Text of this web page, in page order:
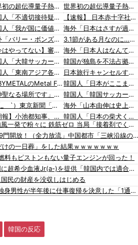
世界初の超伝導量子熱機関…燃料もピストンもない量子エンジンが回った！
韓国人「不適切接待疑惑、2002年イタリア・スペイン戦で『韓国に奪われた』と欧州の大手メディアが一斉に報道！」
韓国人「我が国に価値のある歴史遺産や伝統が残ってない本当の理由がこちら・・・」
海外「バリー・ボンズが言ってたことは本当だったんだな」ホームランダービーに出場したイチローに絶賛の声と懐かしむ声【海外の反応】
【今はやってない】審判への性接待疑惑、大韓サッカー協会が声明「現在は一切発生していない」「世界中のサッカー界関係者の皆さんにお詫び」
韓国人「大韓サッカー協会が過去に20人の外国人審判らに不謹慎接待をしていた証拠が揃いながらも不起訴処分に成っていた事が明らかに‥」
韓国人「東南アジア各国が韓国サッカー協会による日本人や外国人審判接待を報道！」→「信頼を揺るがす深刻なスキャンダル‥」
BABYMETALのMetal Forthがリリースされてから1周年だぞ！ 【海外の反応】
「神聖なる場所です」靖国神社、境内におけるコスプレや軍装の禁止を発表
（ ´_ゝ`）東京新聞「小池都知事、今年も虐〇された朝鮮人犠牲者らを追悼文を送付しない意向。10年連続」
【朗報】小池都知事、高市首相と会談し「墓地埋葬法」の改正を要請 国と都が連携し民間への指導強化を進める方向で一致
蓮舫議員「蓮舫だから叩いていい、との報道に何度も向き合ってきました。悔しくても」
韓国人「海外が想像する韓国人キャラクターのイメージがこちら・・・」
「猫が車を凝視してると思ったら、自分に見とれていた…」（動画）
16歳の清水空跳が100m10秒00を記録して桐生祥秀の高校記録を更新、海外陸上競技ファンも大衝撃（海外の反応）
世界初の超伝導量子熱機関…燃料もピストンもない量子エンジンが回った！
【速報】 日本赤十字社、韓国に超希少血液Jr(a-)を提供「韓国内では適合する血液を確保できなかった」※今回で4回目
海外「日本はさすが過ぎるｗ」 日本は野生動物の喧嘩さえ可愛くなってしまうと世界が騒然
3.1節がある月なのに…3月のカレンダーに日本の富士山・大阪城・桜が描かれ物議＝韓国の反応
海外「日本人はなんて気高いんだ！」 英高級紙も驚愕した極限の中の日本人の姿に世界が衝撃
韓国が独島を不法占拠？…日本の高校新教科書、また強引な主張＝韓国の反応
日本旅行キャンセルすべきか…1万年ぶり史上最大級の火山の兆し＝韓国の反応
韓国人「日本がここまでの観光大国に発展した本当の理由がこちら…」→「昔から日本は愛されてた…（ﾌﾞﾙﾌﾞﾙ」＝韓国の反応
韓国人「韓国サッカー協会の性接待報道、海外でも大騒ぎに・・・2002年W杯4強の記録取り消しの声も」→「マジで国の恥だ」「2002年まで疑う価値がある」「国民や国が築いた国格をサッカー選手が足で蹴り飛ばすね」
海外「山本由伸は史上最高の日本人投手になれる？」
韓国人「日本の柴犬くん散歩中の暑さに耐えられなかった結果」
韓国人「最近の日本アニメ業界の勢力図を変えたと言われる作品がこちら…」→「こういうのが面白い…（ﾌﾞﾙﾌﾞﾙ」＝韓国の反応
韓国人「韓国サッカー協会関係者が『不適切接待は慣行だった』と衝撃発言！日韓ワールドカップ4強にも疑いの視線が向けられる」
海外「大谷翔平がドジャースでfWAR25.0到達！歴史的ペースに海外騒然…」
海外「大谷翔平が1試合2発！完全に人間離れしているんだが…」
【悲報】 中国、橋の欄干が強風一発で粉々に 鉄筋ゼロ 当局「接着剤でくっつけただけ」「正常で、品質問題はない」
中国「大洪水！」三峡ダム「9門開放！（全力放流」中国都市「三峡沿線の道路水没」中国政府「高速道路封鎖！」中国ダム「緊急放流に合わせて開門（土砂崩れ発生」→
の一日葬」をした結果ｗｗｗｗｗｗｗ
もピストンもない量子エンジンが回った！
【速報】 日本赤十字社、韓国に超希少血液Jr(a-)を提供「韓国内では適合する血液を確保できなかった」※今回で4回目
民の財産を没収しはじめる
資産1億円突破でFIREの45歳独身男性が半年後に仕事復帰を決意した「1通の通知」
ｗｗｗｗｗｗｗｗ
の日本超え →AI特需の恩恵で差
韓国の反応